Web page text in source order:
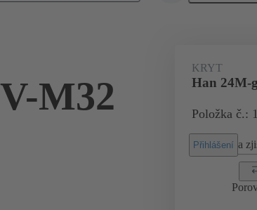
M32
KRYT
Han 24M-
Položka č.:
Přihlášení a